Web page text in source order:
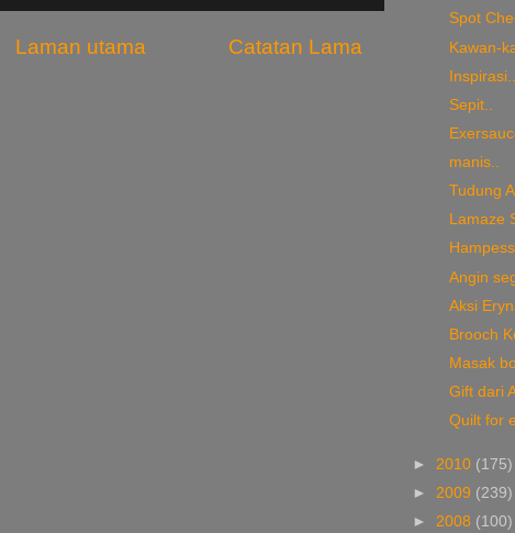
Catatan Lama
Laman utama
Spot
Kawan-
Inspirasi..
Sepit..
manis..
Tudung
Lamaze
Angin
Aksi
Brooch
Masak
Gift dari
Quilt for
► 2010 (175)
► 2009 (239)
► 2008 (100)